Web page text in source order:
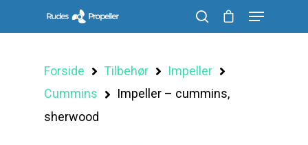
Forside Tilbehør
Impeller
Cummins
Impeller – cummins,
sherwood